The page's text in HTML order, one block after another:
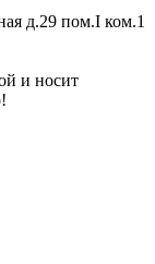
д.29 пом.I ком.1
и носит